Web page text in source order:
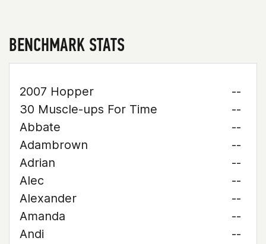
BENCHMARK STATS
2007 Hopper
--
30 Muscle-ups For Time
--
Abbate
--
Adambrown
--
Adrian
--
Alec
--
Alexander
--
Amanda
--
Andi
--